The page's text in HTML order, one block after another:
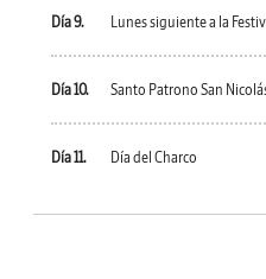
Día 9. Lunes siguiente a la
Día 10. Santo Patrono San
Día 11. Día del Charco